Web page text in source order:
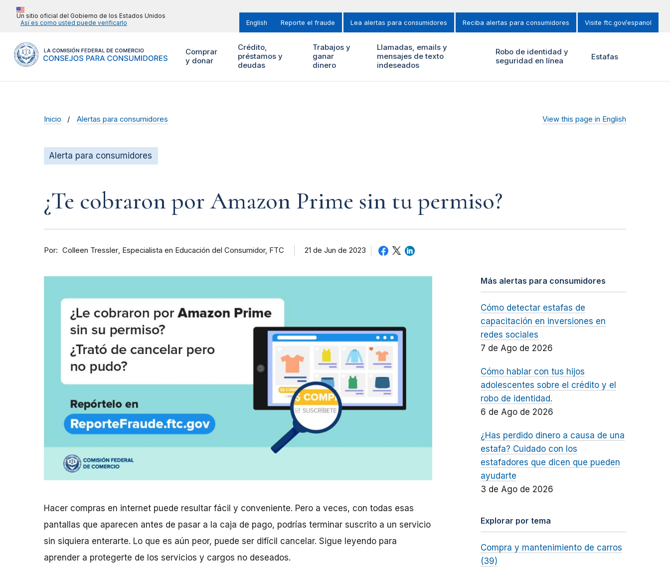
Un sitio oficial del Gobierno de los Estados Unidos
Así es como usted puede verificarlo
English Reporte el fraude Lea alertas para consumidores Reciba alertas para consumidores Visite ftc.gov/espanol
Comprar
y donar
Crédito,
préstamos y
deudas
Trabajos y
ganar
dinero
Llamadas, emails y
mensajes de texto
indeseados
Robo de identidad y
seguridad en línea
Estafas
Inicio Alertas para consumidores View this page in English
Alerta para consumidores
¿Te cobraron por Amazon Prime sin tu permiso?
Por Colleen Tressler Especialista en Educación del Consumidor, FTC 21 de Jun de 2023
Hacer compras en internet puede resultar fácil y conveniente. Pero a veces, con todas esas
pantallas que aparecen antes de pasar a la caja de pago, podrías terminar suscrito a un servicio
sin siquiera enterarte. Lo que es aún peor, puede ser difícil cancelar. Sigue leyendo para
aprender a protegerte de los servicios y cargos no deseados.
Más alertas para consumidores
Cómo detectar estafas de
capacitación en inversiones en
redes sociales
7 de Ago de 2026
Cómo hablar con tus hijos
adolescentes sobre el crédito y el
robo de identidad.
6 de Ago de 2026
¿Has perdido dinero a causa de una
estafa? Cuidado con los
estafadores que dicen que pueden
ayudarte
3 de Ago de 2026
Explorar por tema
Compra y mantenimiento de carros
(39)